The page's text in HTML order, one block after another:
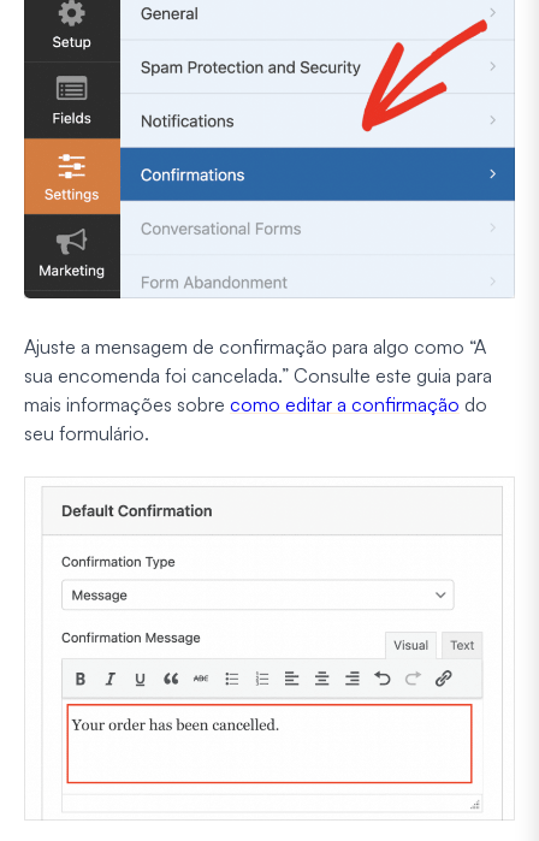
Ajuste a mensagem de confirmação para algo como “A
sua encomenda foi cancelada.” Consulte este guia para
mais informações sobre como editar a confirmação do
seu formulário.